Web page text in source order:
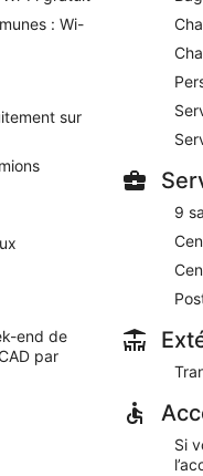
minutes de marche
et une piscine
pour camping-cars, bus
ou simplement
supplément
vous trouverez sur
coffre-fort à la
âges : passez un
propreté et leurs lits
White Oaks Mall et à 2
abrite un restaurant.
Un poste
: Wi-
sur
end de
par
9
Si